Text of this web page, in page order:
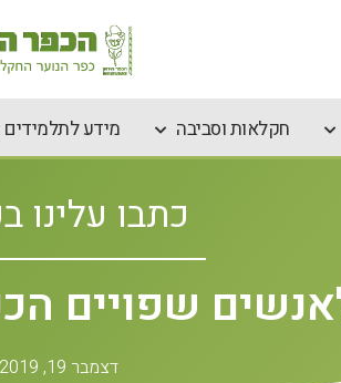
חקלאות וסביבה מידע לתלמידים
כתבו עלינו
שפויים
דצמבר 19, 2019